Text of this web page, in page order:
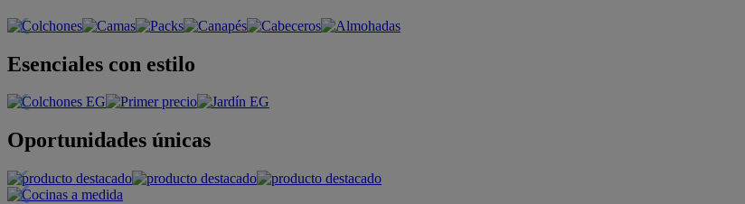
Esenciales con estilo
Oportunidades únicas